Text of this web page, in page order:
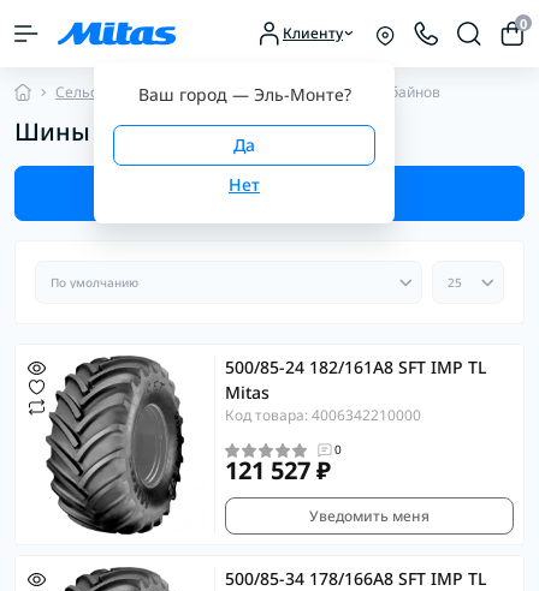
Клиенту
Ваш город — Эль-Монте?
0
Сельскохозяйственные шины Шины для комбайнов
Шины для комбайнов
Фильтр
500/85-24 182/161A8 SFT IMP TL
Mitas
Код товара: 4006342210000
0
121 527 ₽
Уведомить меня
500/85-34 178/166A8 SFT IMP TL